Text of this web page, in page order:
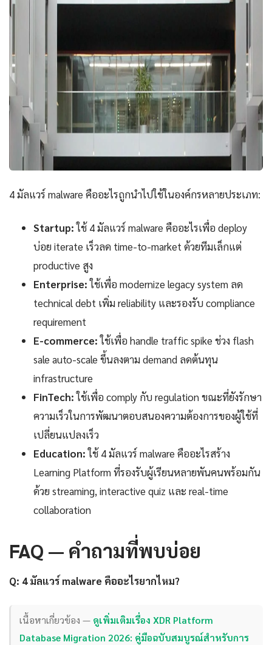
4 มัลแวร์ malware คืออะไรถูกนำไปใช้ในองค์กรหลายประเภท:
Startup:ใช้ 4 มัลแวร์ malware คืออะไรเพื่อ deploy
บ่อย iterate เร็วลด time-to-market ด้วยทีมเล็กแต่
productive สูง
Enterprise:ใช้เพื่อ modernize legacy system ลด
technical debt เพิ่ม reliability และรองรับ compliance
requirement
E-commerce:ใช้เพื่อ handle traffic spike ช่วง flash
sale auto-scale ขึ้นลงตาม demand ลดต้นทุน
infrastructure
FinTech:ใช้เพื่อ comply กับ regulation ขณะที่ยังรักษา
ความเร็วในการพัฒนาตอบสนองความต้องการของผู้ใช้ที่
เปลี่ยนแปลงเร็ว
Education:ใช้ 4 มัลแวร์ malware คืออะไรสร้าง
Learning Platform ที่รองรับผู้เรียนหลายพันคนพร้อมกัน
ด้วย streaming, interactive quiz และ real-time
collaboration
FAQ — คำถามที่พบบ่อย
Q: 4 มัลแวร์ malware คืออะไรยากไหม?
เนื้อหาเกี่ยวข้อง — ดูเพิ่มเติมเรื่อง XDR Platform
Database Migration 2026: คู่มือฉบับสมบูรณ์สำหรับการ